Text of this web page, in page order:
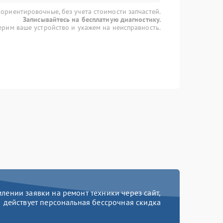
без учета стоимости запчастей.
Записывайтесь на бесплатную диагностику.
ваше устройство и укажем на неисправность.
заявки на ремонт техники через сайт,
действует персональная бессрочная скидка